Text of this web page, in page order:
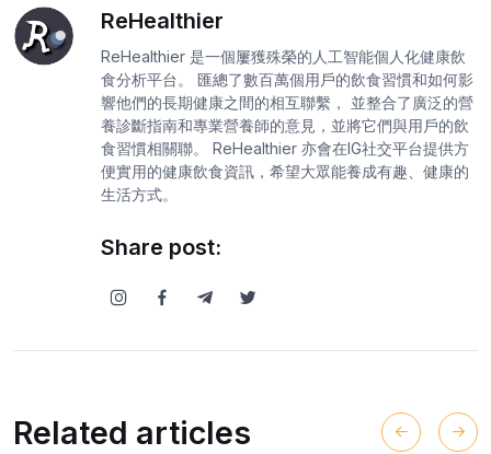
ReHealthier
ReHealthier 是一個屢獲殊榮的人工智能個人化健康飲
食分析平台。 匯總了數百萬個用戶的飲食習慣和如何影
響他們的長期健康之間的相互聯繫， 並整合了廣泛的營
養診斷指南和專業營養師的意見，並將它們與用戶的飲
食習慣相關聯。 ReHealthier 亦會在IG社交平台提供方
便實用的健康飲食資訊，希望大眾能養成有趣、健康的
生活方式。
Share post:
Related articles